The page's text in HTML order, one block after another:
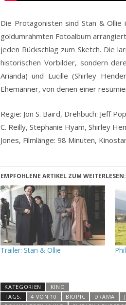
Die Protagonisten sind Stan & Ollie
goldumrahmten Fotoalbum
jeden Rückschlag zum Sketch. Die
historischen Vorbilder, sondern
Arianda) und Lucille (Shirley
Ehemänner, von denen einer
Regie: Jon S. Baird, Drehbuch: Jeff
C. Reilly, Stephanie Hyam, Shirley
Jones, Filmlänge: 98 Minuten,
EMPFOHLENE ARTIKEL ZUM WEITERLESEN:
Trailer: Stan & Ollie
KATEGORIEN
KINO
TAGS:
4 VON 10 BIOPIC DRAMA